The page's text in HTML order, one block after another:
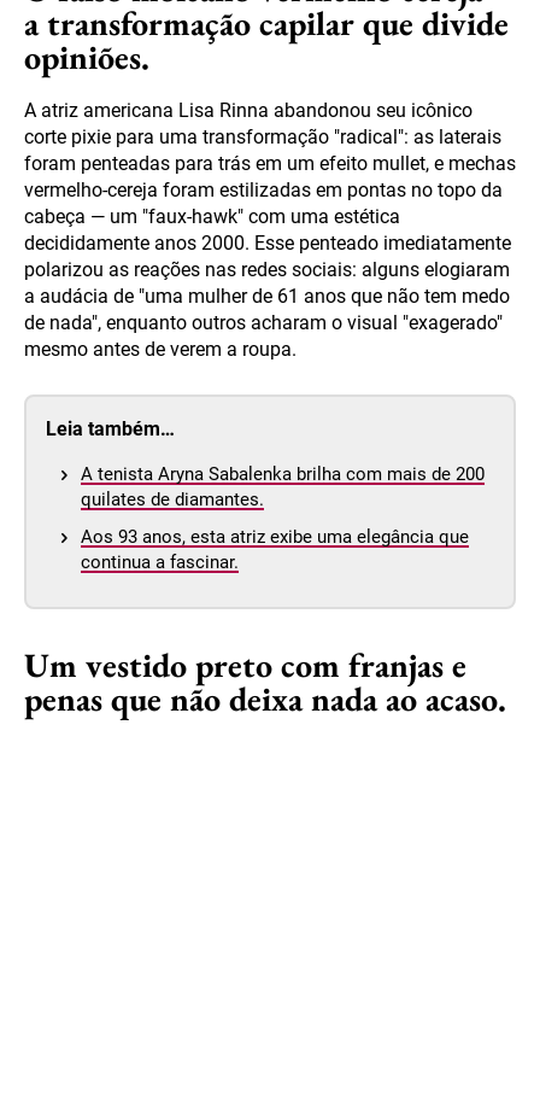
a transformação capilar que divide
opiniões.
A atriz americana Lisa Rinna abandonou seu icônico
corte pixie para uma transformação "radical": as laterais
foram penteadas para trás em um efeito mullet, e mechas
vermelho-cereja foram estilizadas em pontas no topo da
cabeça — um "faux-hawk" com uma estética
decididamente anos 2000. Esse penteado imediatamente
polarizou as reações nas redes sociais: alguns elogiaram
a audácia de "uma mulher de 61 anos que não tem medo
de nada", enquanto outros acharam o visual "exagerado"
mesmo antes de verem a roupa.
Leia também…
A tenista Aryna Sabalenka brilha com mais de 200
quilates de diamantes.
Aos 93 anos, esta atriz exibe uma elegância que
continua a fascinar.
Um vestido preto com franjas e
penas que não deixa nada ao acaso.